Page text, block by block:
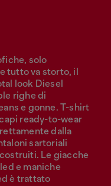
solo
tutto va storto, il
look Diesel
righe di
e gonne. T-shirt
ready-to-wear
dalla
sartoriali
Le giacche
e maniche
è trattato